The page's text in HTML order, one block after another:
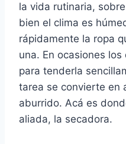
la vida rutinaria,
bien el clima es
rápidamente la ropa
una. En ocasiones
para tenderla
tarea se convierte en
aburrido. Acá es
aliada, la secadora.